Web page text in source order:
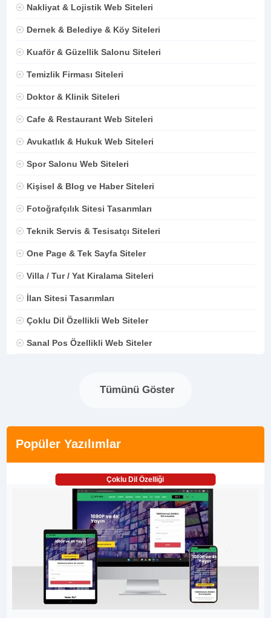
Nakliyat & Lojistik Web Siteleri
Dernek & Belediye & Köy Siteleri
Kuaför & Güzellik Salonu Siteleri
Temizlik Firması Siteleri
Doktor & Klinik Siteleri
Cafe & Restaurant Web Siteleri
Avukatlık & Hukuk Web Siteleri
Spor Salonu Web Siteleri
Kişisel & Blog ve Haber Siteleri
Fotoğrafçılık Sitesi Tasarımları
Teknik Servis & Tesisatçı Siteleri
One Page & Tek Sayfa Siteler
Villa / Tur / Yat Kiralama Siteleri
İlan Sitesi Tasarımları
Çoklu Dil Özellikli Web Siteler
Sanal Pos Özellikli Web Siteler
Tümünü Göster
Popüler Yazılımlar
Çoklu Dil Özelliği